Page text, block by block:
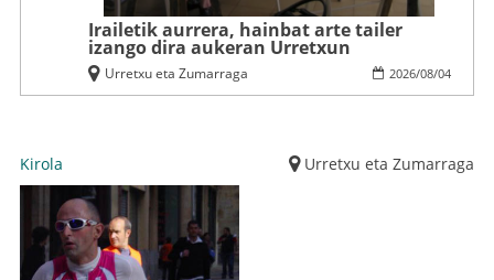
Irailetik aurrera, hainbat arte tailer
izango dira aukeran Urretxun
2026/08/04
Urretxu eta Zumarraga
Kirola Urretxu eta Zumarraga